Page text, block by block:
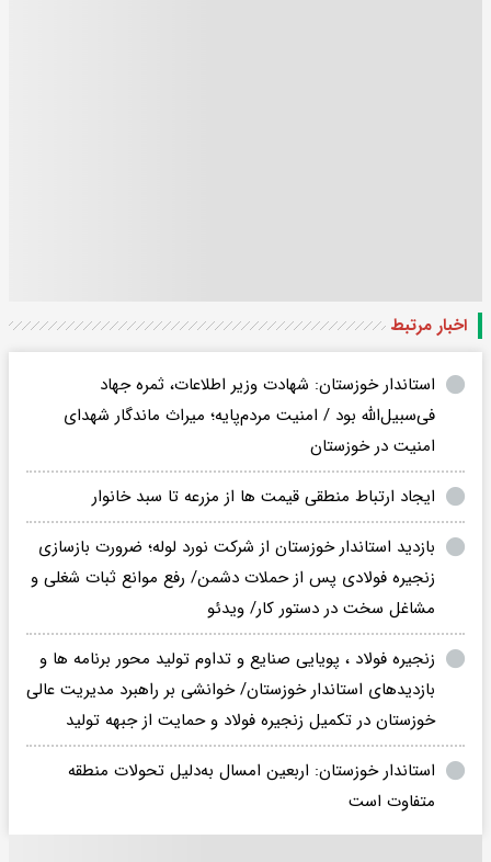
اخبار مرتبط
استاندار خوزستان: شهادت وزیر اطلاعات، ثمره جهاد
فی‌سبیل‌الله بود / امنیت مردم‌پایه؛ میراث ماندگار شهدای
امنیت در خوزستان
ایجاد ارتباط منطقی قیمت ها از مزرعه تا سبد خانوار
بازدید استاندار خوزستان از شرکت نورد لوله؛ ضرورت بازسازی
زنجیره فولادی پس از حملات دشمن/ رفع موانع ثبات شغلی و
مشاغل سخت در دستور کار/ ویدئو
زنجیره فولاد ، پویایی صنایع و تداوم تولید محور برنامه ها و
بازدیدهای استاندار خوزستان/ خوانشی بر راهبرد مدیریت عالی
خوزستان در تکمیل زنجیره فولاد و حمایت از جبهه تولید
استاندار خوزستان: اربعین امسال به‌دلیل تحولات منطقه
متفاوت است